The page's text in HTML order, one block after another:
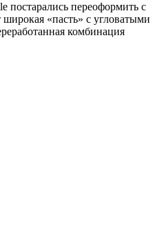
постарались переоформить с
«пасть» с угловатыми
комбинация